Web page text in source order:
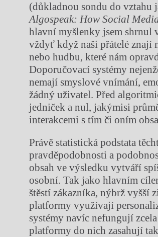
(důkladnou sondu do vztahu
Algospeak: How Social
hlavní myšlenky jsem shrnul
vždyť když naši přátelé znají
nebo hudbu, které nám
Doporučovací systémy
nemají smyslové vnímání,
žádný uživatel. Před
jedniček a nul, jakýmisi
interakcemi s tím či oním
Právě statistická podstata
pravděpodobnosti a
obsah ve výsledku vytváří
osobní. Tak jako hlavním
štěstí zákazníka, nýbrž vyšší
platformy využívají
systémy navíc nefungují
platformy do nich zasahují